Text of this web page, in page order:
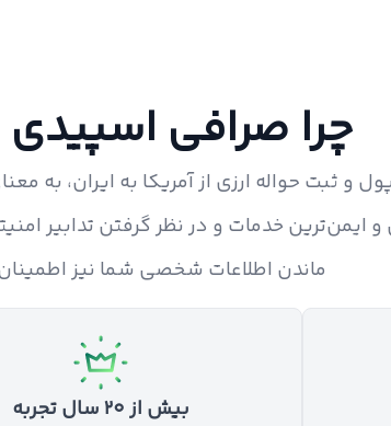
چرا صرافی
و ثبت حواله ارزی از آمریکا به ایران،
و ایمن‌ترین خدمات و در نظر گرفتن تدابیر
ماندن اطلاعات شخصی شما نیز
بیش از ۲۰ سال تجربه